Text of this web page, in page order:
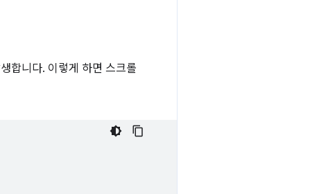
합니다. 이렇게 하면 스크롤